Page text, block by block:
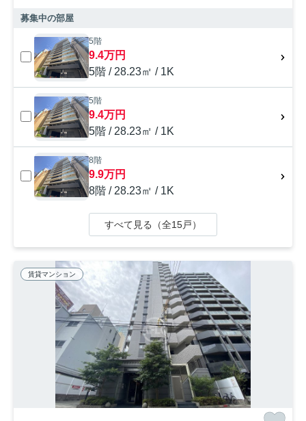
募集中の部屋
5階
9.4万円
5階 / 28.23㎡ / 1K
5階
9.4万円
5階 / 28.23㎡ / 1K
8階
9.9万円
8階 / 28.23㎡ / 1K
すべて見る（全15戸）
賃貸マンション